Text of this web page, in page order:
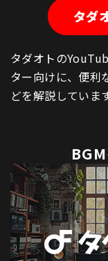
タダ
タダオトの
ター向けに、便利
どを解説していま